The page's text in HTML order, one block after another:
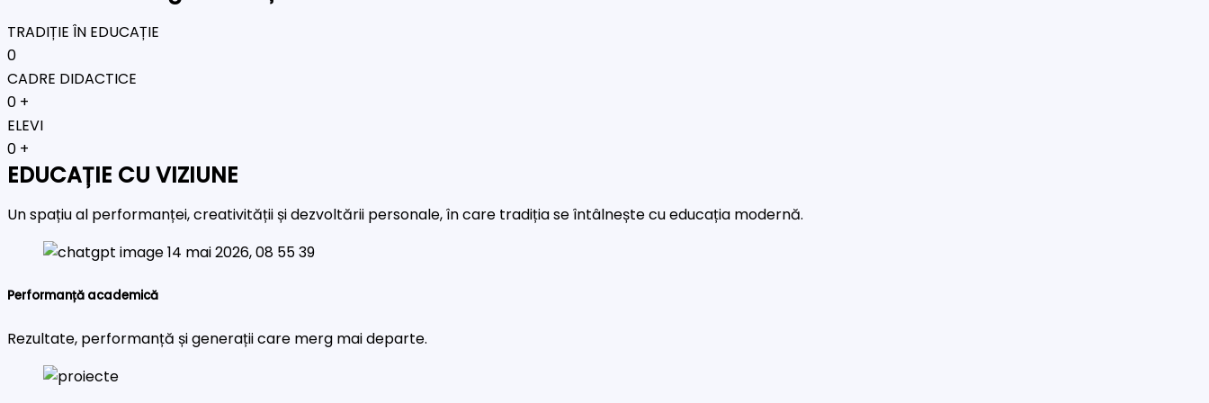
TRADIȚIE ÎN EDUCAȚIE
0
CADRE DIDACTICE
0 +
ELEVI
0 +
EDUCAȚIE CU VIZIUNE
Un spațiu al performanței, creativității și dezvoltării personale, în care tradiția se întâlnește cu educația modernă.
Performanță academică
Rezultate, performanță și generații care merg mai departe.